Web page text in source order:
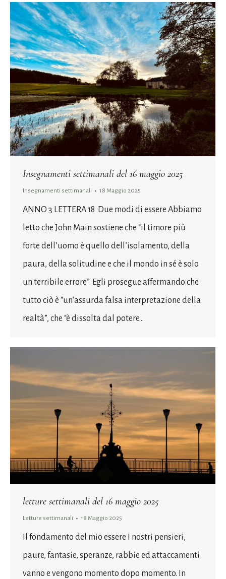
Insegnamenti settimanali del 16 maggio 2025
Insegnamenti settimanali 18 Maggio 2025
ANNO 3 LETTERA 18 Due modi di essere Abbiamo
letto che John Main sostiene che “il timore più
forte dell’uomo è quello dell’isolamento, della
paura, della solitudine e che il mondo in sé è solo
un terribile errore”. Egli prosegue affermando che
tutto ciò è “un’assurda falsa interpretazione della
realtà”, che “è dissolta dal potere…
letture settimanali del 16 maggio 2025
Letture settimanali 18 Maggio 2025
Il fondamento del mio essere I nostri pensieri,
paure, fantasie, speranze, rabbie ed attaccamenti
vanno e vengono momento dopo momento. In